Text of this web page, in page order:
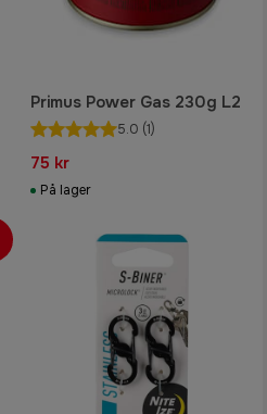
Primus Power Gas 230g L2
5.0 (1)
75 kr
På lager